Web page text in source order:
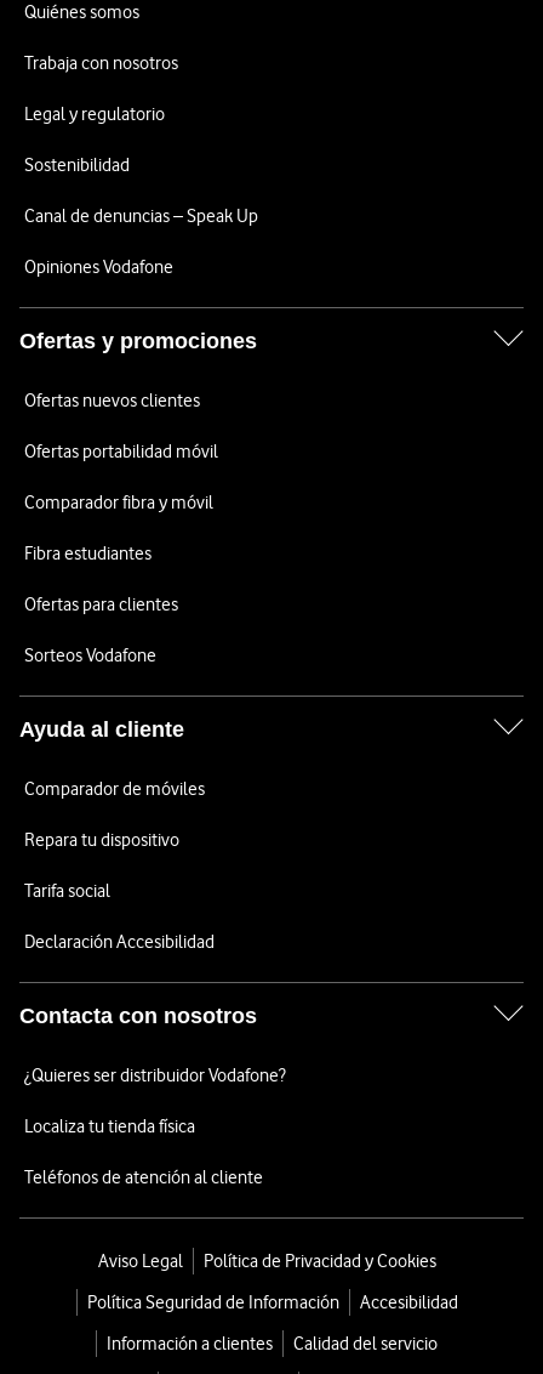
Quiénes somos
Trabaja con nosotros
Legal y regulatorio
Sostenibilidad
Canal de denuncias – Speak Up
Opiniones Vodafone
Ofertas y promociones
Ofertas nuevos clientes
Ofertas portabilidad móvil
Comparador fibra y móvil
Fibra estudiantes
Ofertas para clientes
Sorteos Vodafone
Ayuda al cliente
Comparador de móviles
Repara tu dispositivo
Tarifa social
Declaración Accesibilidad
Contacta con nosotros
¿Quieres ser distribuidor Vodafone?
Localiza tu tienda física
Teléfonos de atención al cliente
Aviso Legal
Política de Privacidad y Cookies
Política Seguridad de Información
Accesibilidad
Información a clientes
Calidad del servicio